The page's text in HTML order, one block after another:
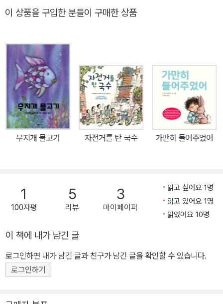
색감으로 살려낸 그림 또한 보는 내내 웃음을 자아낸다. 평소에 호랑
과 서점을 오가며 호랑이가 나오는 옛이야기들을 찾기 시작했다. 그
중 마음을 끄는 이야기가 바로 강원도 할매가 산골에서 김치로 호랑
이를 잡는 이야기였다. 읽는 내내 너무 재미있어서 그림책으로 만들
어 보기로 했다. 하지만 한 권의 책으로 만들기에는 이야기가 짧았기
때문에 비슷한 소재들을 더 찾아보았다. 그렇게 해서 만들어진 것이
바로 이 책에 나오는 다섯 편의 이야기이다. 작가는 각 이야기를 비슷
한 형식의 세 장면으로 구성한 후 하나의 그림책으로 만들어냈다. 구
수한 입말로 들려주는 배꼽 잡는 호랑이 이야기 옛날에는 우리나라
에 없는 사람들과 약한 동물들이지만 이야기 속에서는 지혜와 기지를
발휘해 호랑이를 골탕 먹이곤 한다. 어리석고 욕심 많은 호랑이가 힘
없고 약한 주인공들에게 속아 넘어가는 모습은 그야말로 통쾌하다.
배꼽 잡는 이야기 다섯 편이 실려 있다. 시어 빠진 김치로 진저리 치게
만들어 호랑이 잡은 강원도 할매, 눈앞에서 정신없이 왱왱 날아다니
다 신경질 나게 해서 호랑이 잡은 하루살이들, 호랑이 꼬리 잡고 동굴
가 호랑이 잡은 과부 집 강아지, 엉덩이에 나팔 꽂아 지치도록 달리게
이 상품을 구입한 분들이 구매한 상품
무지개 물고기 자전거를 탄 국수 가만히 들어주었어
1
100자평
5
리뷰
3
마이페이퍼
읽고 싶어요 1명
읽고 있어요 1명
읽었어요 10명
이 책에 내가 남긴 글
로그인하면 내가 남긴 글과 친구가 남긴 글을 확인할 수 있습니다.
로그인하기